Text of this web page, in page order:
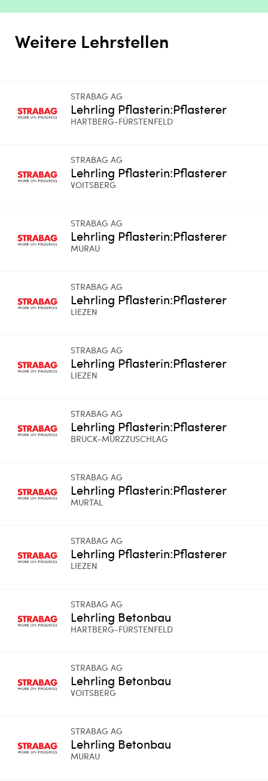
Weitere Lehrstellen
STRABAG AG
Lehrling Pflasterin:Pflasterer
HARTBERG-FÜRSTENFELD
STRABAG AG
Lehrling Pflasterin:Pflasterer
VOITSBERG
STRABAG AG
Lehrling Pflasterin:Pflasterer
MURAU
STRABAG AG
Lehrling Pflasterin:Pflasterer
LIEZEN
STRABAG AG
Lehrling Pflasterin:Pflasterer
LIEZEN
STRABAG AG
Lehrling Pflasterin:Pflasterer
BRUCK-MÜRZZUSCHLAG
STRABAG AG
Lehrling Pflasterin:Pflasterer
MURTAL
STRABAG AG
Lehrling Pflasterin:Pflasterer
LIEZEN
STRABAG AG
Lehrling Betonbau
HARTBERG-FÜRSTENFELD
STRABAG AG
Lehrling Betonbau
VOITSBERG
STRABAG AG
Lehrling Betonbau
MURAU